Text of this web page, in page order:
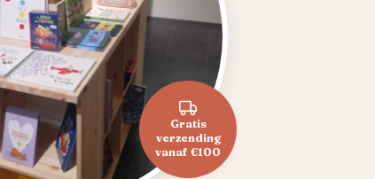
Gratis
verzending
vanaf €100